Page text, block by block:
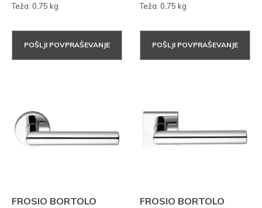
Teža: 0,75 kg
POŠLJI POVPRAŠEVANJE
Teža: 0,75 kg
POŠLJI POVPRAŠEVANJE
FROSIO BORTOLO
FROSIO BORTOLO